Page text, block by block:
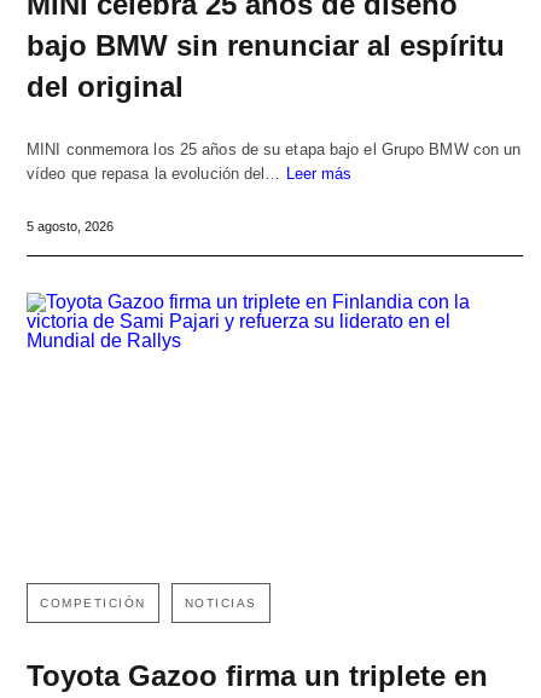
bajo BMW sin renunciar al espíritu
del original
MINI conmemora los 25 años de su etapa bajo el Grupo BMW con un
vídeo que repasa la evolución del… Leer más
5 agosto, 2026
COMPETICIÓN NOTICIAS
Toyota Gazoo firma un triplete en